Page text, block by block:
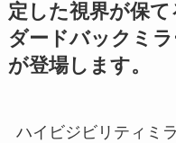
定した視界が保
ダードバックミ
が登場します。
ハイビジビリティミ